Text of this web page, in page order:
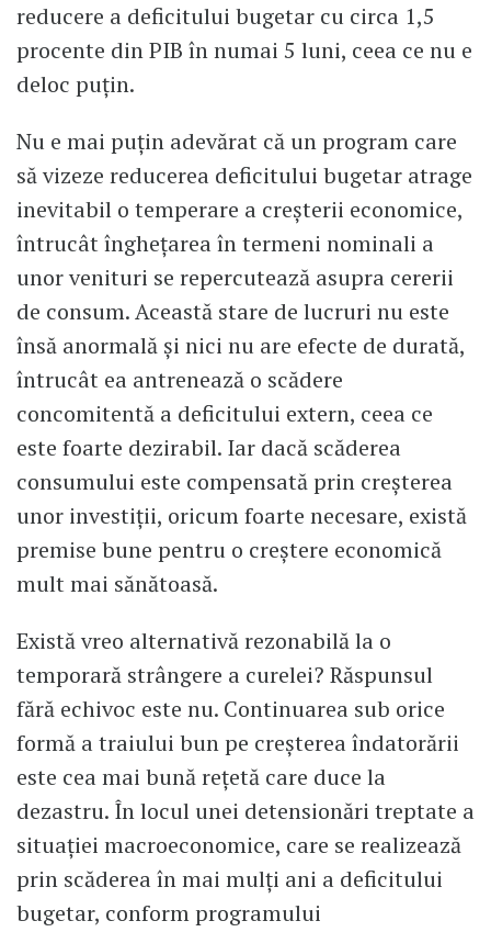
reducere a deficitului bugetar cu circa 1,5
procente din PIB în numai 5 luni, ceea ce nu e
deloc puţin.
Nu e mai puţin adevărat că un program care
să vizeze reducerea deficitului bugetar atrage
inevitabil o temperare a creșterii economice,
întrucât înghețarea în termeni nominali a
unor venituri se repercutează asupra cererii
de consum. Această stare de lucruri nu este
însă anormală și nici nu are efecte de durată,
întrucât ea antrenează o scădere
concomitentă a deficitului extern, ceea ce
este foarte dezirabil. Iar dacă scăderea
consumului este compensată prin creşterea
unor investiţii, oricum foarte necesare, există
premise bune pentru o creştere economică
mult mai sănătoasă.
Există vreo alternativă rezonabilă la o
temporară strângere a curelei? Răspunsul
fără echivoc este nu. Continuarea sub orice
formă a traiului bun pe creșterea îndatorării
este cea mai bună rețetă care duce la
dezastru. În locul unei detensionări treptate a
situației macroeconomice, care se realizează
prin scăderea în mai mulți ani a deficitului
bugetar, conform programului